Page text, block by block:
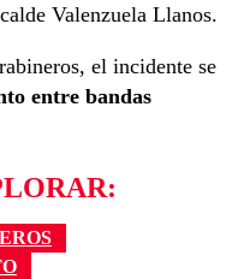
Valenzuela Llanos.
el incidente se
entre bandas